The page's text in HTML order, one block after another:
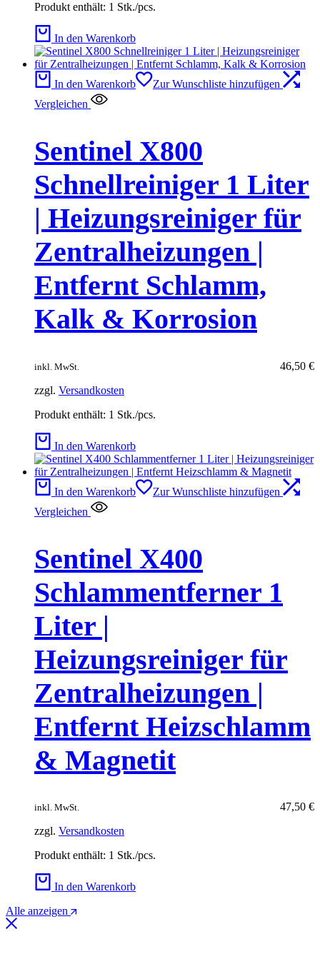
Produkt enthält: 1 Stk./pcs.
In den Warenkorb
In den Warenkorb
Zur Wunschliste hinzufügen
Vergleichen
Sentinel X800
Schnellreiniger 1 Liter
| Heizungsreiniger für
Zentralheizungen |
Entfernt Schlamm,
Kalk & Korrosion
46,50 €
inkl. MwSt.
zzgl. Versandkosten
Produkt enthält: 1 Stk./pcs.
In den Warenkorb
In den Warenkorb
Zur Wunschliste hinzufügen
Vergleichen
Sentinel X400
Schlammentferner 1
Liter |
Heizungsreiniger für
Zentralheizungen |
Entfernt Heizschlamm
& Magnetit
47,50 €
inkl. MwSt.
zzgl. Versandkosten
Produkt enthält: 1 Stk./pcs.
In den Warenkorb
Alle anzeigen